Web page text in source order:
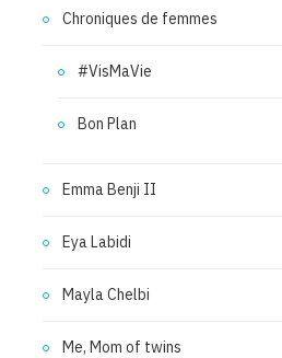
Chroniques de femmes
#VisMaVie
Bon Plan
Emma Benji II
Eya Labidi
Mayla Chelbi
Me, Mom of twins